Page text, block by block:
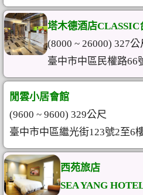
塔木德酒店CLASSIC
(8000 ~ 26000) 327公
臺中市中區民權路66
閒雲小居會館
(9600 ~ 9600) 329公尺
臺中市中區繼光街123號2至6
西苑旅店
SEA YANG